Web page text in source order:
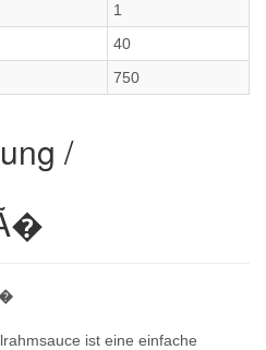
1
40
750
/
ist eine einfache